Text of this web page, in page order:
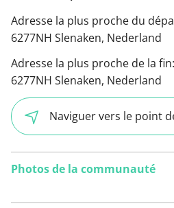
Adresse la plus proche du
6277NH Slenaken, Nederland
Adresse la plus proche de la fin:
6277NH Slenaken, Nederland
Naviguer vers le point
Photos de la communauté